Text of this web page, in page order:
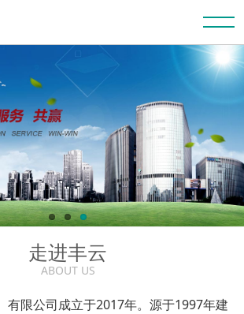
走进丰云
ABOUT US
有限公司成立于2017年。源于1997年建